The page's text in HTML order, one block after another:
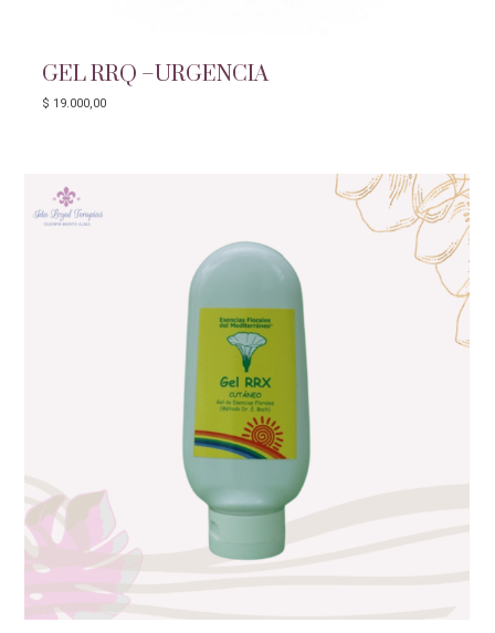
GEL RRQ –URGENCIA
$ 19.000,00